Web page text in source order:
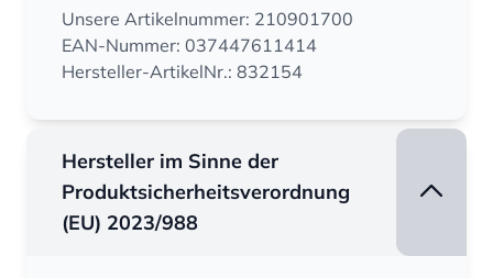
Unsere Artikelnummer: 210901700
EAN-Nummer: 037447611414
Hersteller-ArtikelNr.: 832154
Hersteller im Sinne der
Produktsicherheitsverordnung
(EU) 2023/988